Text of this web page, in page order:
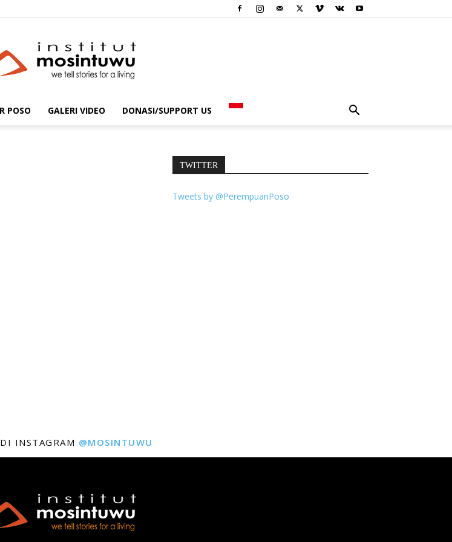
POSO GALERI VIDEO DONASI/SUPPORT US
TWITTER
Tweets by @PerempuanPoso
INSTAGRAM @MOSINTUWU